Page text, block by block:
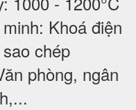
Khoá điện
chép
phòng, ngân